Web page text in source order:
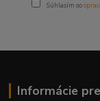
Súhlasím so
Informácie